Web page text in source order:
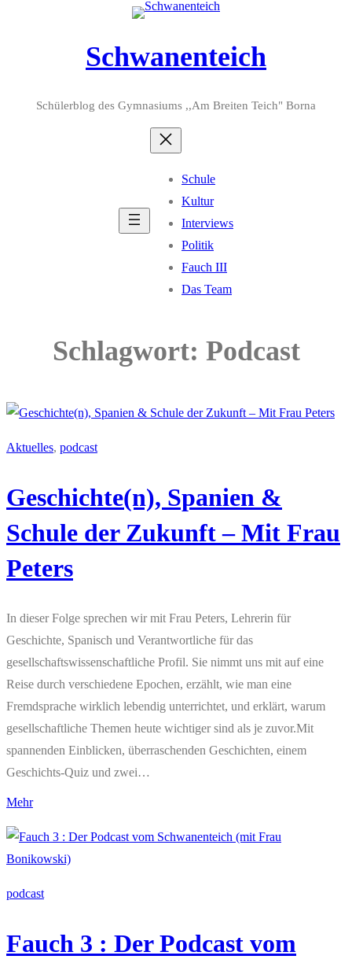
Schwanenteich
Schülerblog des Gymnasiums ,,Am Breiten Teich" Borna
Schule
Kultur
Interviews
Politik
Fauch III
Das Team
Schlagwort: Podcast
Aktuelles, podcast
Geschichte(n), Spanien &
Schule der Zukunft – Mit Frau
Peters
In dieser Folge sprechen wir mit Frau Peters, Lehrerin für
Geschichte, Spanisch und Verantwortliche für das
gesellschaftswissenschaftliche Profil. Sie nimmt uns mit auf eine
Reise durch verschiedene Epochen, erzählt, wie man eine
Fremdsprache wirklich lebendig unterrichtet, und erklärt, warum
gesellschaftliche Themen heute wichtiger sind als je zuvor.Mit
spannenden Einblicken, überraschenden Geschichten, einem
Geschichts-Quiz und zwei…
Mehr
podcast
Fauch 3 : Der Podcast vom